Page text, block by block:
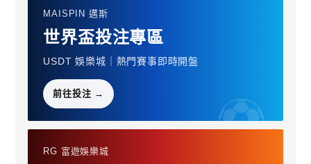
MAISPIN 邁斯
世界盃投注專區
USDT 娛樂城｜熱門賽事即時開盤
前往投注 →
RG 富遊娛樂城